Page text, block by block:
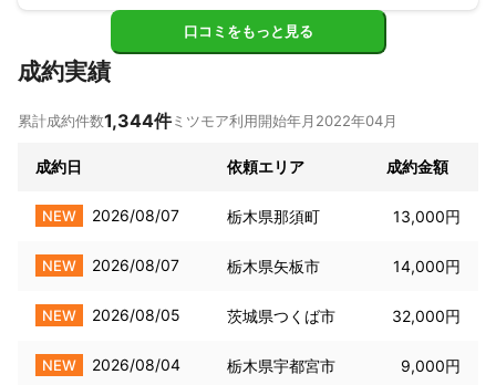
口コミをもっと見る
成約実績
累計成約件数1,344件ミツモア利用開始年月 2022年04月
成約日 依頼エリア 成約金額
NEW 2026/08/07 栃木県那須町 13,000円
NEW 2026/08/07 栃木県矢板市 14,000円
NEW 2026/08/05 茨城県つくば市 32,000円
NEW 2026/08/04 栃木県宇都宮市 9,000円